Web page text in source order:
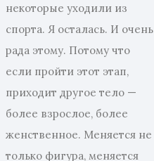
некоторые уходили из
спорта. Я осталась. И очень
рада этому. Потому что
если пройти этот этап,
приходит другое тело —
более взрослое, более
женственное. Меняется не
только фигура, меняется